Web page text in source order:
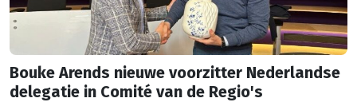
Bouke Arends nieuwe voorzitter Nederlandse
delegatie in Comité van de Regio's